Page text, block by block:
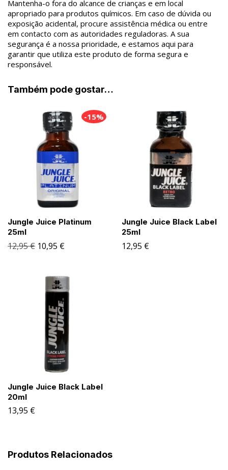
Mantenha-o fora do alcance de crianças e em local
apropriado para produtos químicos. Em caso de dúvida ou
exposição acidental, procure assistência médica ou entre
em contacto com as autoridades reguladoras. A sua
segurança é a nossa prioridade, e estamos aqui para
garantir que utiliza este produto de forma segura e
responsável.
Também pode gostar…
-15%
Jungle Juice Platinum
25ml
12,95€ 10,95 €
Jungle Juice Black Label
25ml
12,95 €
Jungle Juice Black Label
20ml
13,95 €
Produtos Relacionados